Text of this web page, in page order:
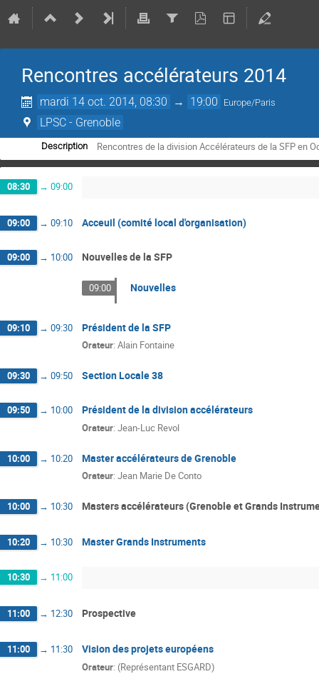
Rencontres accélérateurs 2014
mardi 14 oct. 2014, 08:30 → 19:00 Europe/Paris
LPSC - Grenoble
Description Rencontres de la division Accélérateurs de la SFP en
08:30 → 09:00
09:00 → 09:10 Acceuil (comité local d'organisation)
09:00 → 10:00 Nouvelles de la SFP
09:00 Nouvelles
09:10 → 09:30 Président de la SFP
Orateur: Alain Fontaine
09:30 → 09:50 Section Locale 38
09:50 → 10:00 Président de la division accélérateurs
Orateur: Jean-Luc Revol
10:00 → 10:20 Master accélérateurs de Grenoble
Orateur: Jean Marie De Conto
10:00 → 10:30 Masters accélérateurs (Grenoble et Grands
10:20 → 10:30 Master Grands Instruments
10:30 → 11:00
11:00 → 12:30 Prospective
11:00 → 11:30 Vision des projets européens
Orateur: (Représentant ESGARD)